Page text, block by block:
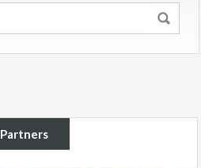
Partners